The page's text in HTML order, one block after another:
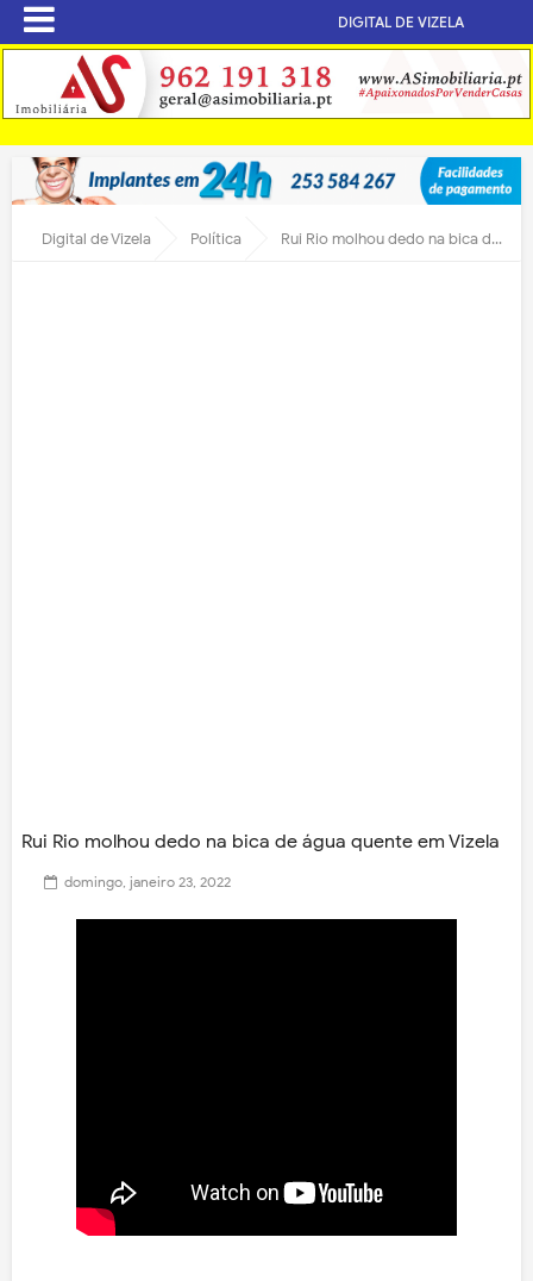
DIGITAL DE VIZELA
Digital de Vizela Política Rui Rio molhou dedo na bica de água quente em Vizela
Rui Rio molhou dedo na bica de água quente em Vizela
domingo, janeiro 23, 2022